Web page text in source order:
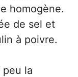
homogène.
de sel et
à poivre.
la